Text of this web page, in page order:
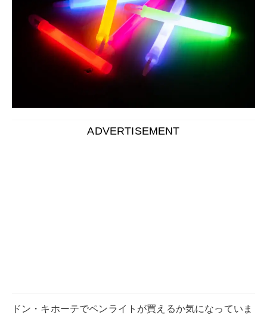
ADVERTISEMENT
ドン・キホーテでペンライトが買えるか気になっていま